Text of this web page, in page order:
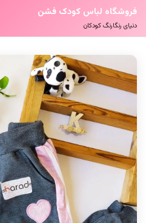
فروشگاه لباس کودک فشن
دنیای رنگارنگ کودکان